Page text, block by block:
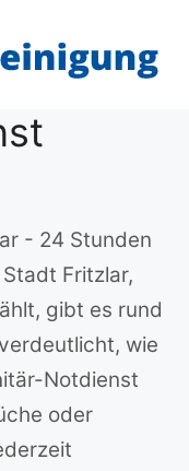
- 24 Stunden
Fritzlar,
gibt es rund
wie
Notdienst
oder